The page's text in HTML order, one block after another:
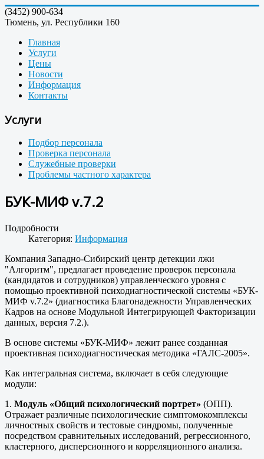
(3452) 900-634
Тюмень, ул. Республики 160
Главная
Услуги
Цены
Новости
Информация
Контакты
Услуги
Подбор персонала
Проверка персонала
Служебные проверки
Проблемы частного характера
БУК-МИФ v.7.2
Подробности
Категория: Информация
Компания Западно-Сибирский центр детекции лжи
"Алгоритм", предлагает проведение проверок персонала
(кандидатов и сотрудников) управленческого уровня с
помощью проективной психодиагностической системы «БУК-
МИФ v.7.2» (диагностика Благонадежности Управленческих
Кадров на основе Модульной Интегрирующей Факторизации
данных, версия 7.2.).
В основе системы «БУК-МИФ» лежит ранее созданная
проективная психодиагностическая методика «ГАЛС-2005».
Как интегральная система, включает в себя следующие
модули:
1. Модуль «Общий психологический портрет» (ОПП).
Отражает различные психологические симптомокомплексы
личностных свойств и тестовые синдромы, полученные
посредством сравнительных исследований, регрессионного,
кластерного, дисперсионного и корреляционного анализа.